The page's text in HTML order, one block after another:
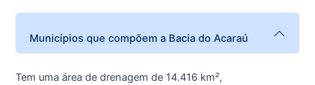
Municípios que compõem a Bacia do Acaraú
Tem uma área de drenagem de 14.416 km²,